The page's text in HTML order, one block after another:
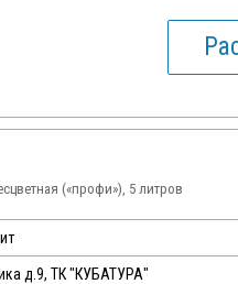
(«профи»), 5 литров
д.9, ТК "КУБАТУРА"